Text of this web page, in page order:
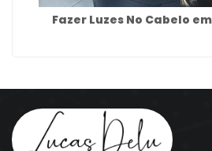
Fazer Luzes No Cabelo